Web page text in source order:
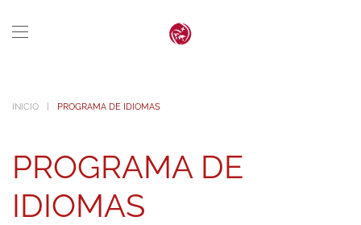
INICIO PROGRAMA DE IDIOMAS
PROGRAMA DE
IDIOMAS